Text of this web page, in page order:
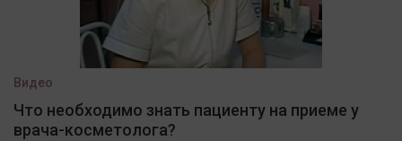
Видео
Что необходимо знать пациенту на приеме у
врача-косметолога?